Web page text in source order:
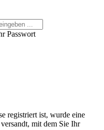
Passwort
registriert ist, wurde eine
mit dem Sie Ihr